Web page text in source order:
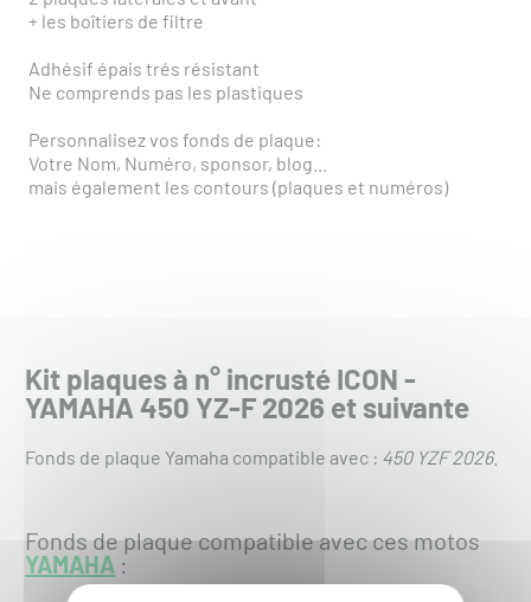
+ les boîtiers de filtre
Adhésif épais trés résistant
Ne comprends pas les plastiques
Personnalisez vos fonds de plaque:
Votre Nom, Numéro, sponsor, blog...
mais également les contours (plaques et numéros)
Kit plaques à n° incrusté ICON -
YAMAHA 450 YZ-F 2026 et suivante
Fonds de plaque Yamaha compatible avec : 450 YZF 2026.
Fonds de plaque compatible avec ces motos
YAMAHA :